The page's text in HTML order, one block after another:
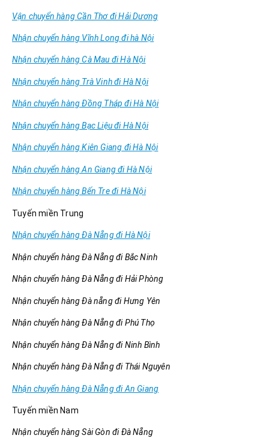
Vận chuyển hàng Cần Thơ đi Hải Dương
Nhận chuyển hàng Vĩnh Long đi hà Nội
Nhận chuyển hàng Cà Mau đi Hà Nội
Nhận chuyển hàng Trà Vinh đi Hà Nội
Nhận chuyển hàng Đồng Tháp đi Hà Nội
Nhận chuyển hàng Bạc Liệu đi Hà Nội
Nhận chuyển hàng Kiên Giang đi Hà Nội
Nhận chuyển hàng An Giang đi Hà Nội
Nhận chuyển hàng Bến Tre đi Hà Nội
Tuyến miền Trung
Nhận chuyển hàng Đà Nẵng đi Hà Nội
Nhận chuyển hàng Đà Nẵng đi Bắc Ninh
Nhận chuyển hàng Đà Nẵng đi Hải Phòng
Nhận chuyển hàng Đà nẵng đi Hưng Yên
Nhận chuyển hàng Đà Nẵng đi Phú Thọ
Nhận chuyển hàng Đà Nẵng đi Ninh Bình
Nhận chuyển hàng Đà Nẵng đi Thái Nguyên
Nhận chuyển hàng Đà Nẵng đi An Giang
Tuyến miền Nam
Nhận chuyển hàng Sài Gòn đi Đà Nẵng